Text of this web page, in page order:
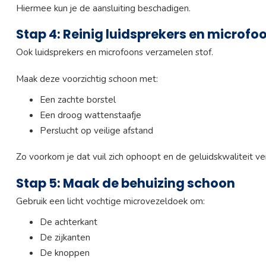
Hiermee kun je de aansluiting beschadigen.
Stap 4: Reinig luidsprekers en
Ook luidsprekers en microfoons verzamelen stof.
Maak deze voorzichtig schoon met:
Een zachte borstel
Een droog wattenstaafje
Perslucht op veilige afstand
Zo voorkom je dat vuil zich ophoopt en de geluidskwaliteit
Stap 5: Maak de behuizing schoon
Gebruik een licht vochtige microvezeldoek om:
De achterkant
De zijkanten
De knoppen